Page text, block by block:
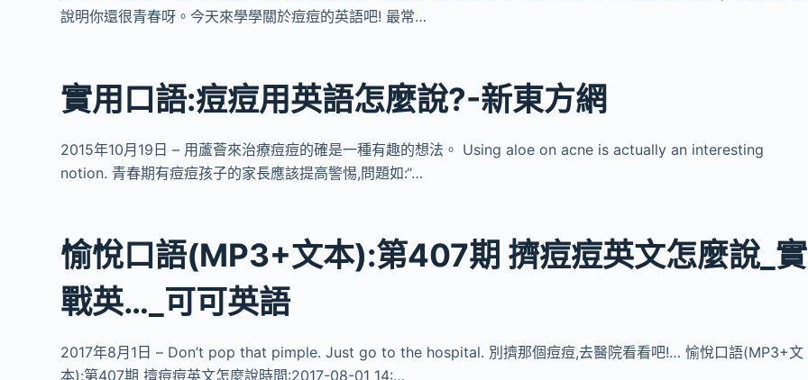
說明你還很青春呀。今天來學學關於痘痘的英語吧! 最常…
實用口語:痘痘用英語怎麼說?-新東方網
2015年10月19日 – 用蘆薈來治療痘痘的確是一種有趣的想法。 Using aloe on acne is actually an interesting
notion. 青春期有痘痘孩子的家長應該提高警惕,問題如:“…
愉悅口語(MP3+文本):第407期 擠痘痘英文怎麼說_實
戰英…_可可英語
2017年8月1日 – Don’t pop that pimple. Just go to the hospital. 別擠那個痘痘,去醫院看看吧!… 愉悅口語(MP3+文
本):第407期 擠痘痘英文怎麼說時間:2017-08-01 14:…